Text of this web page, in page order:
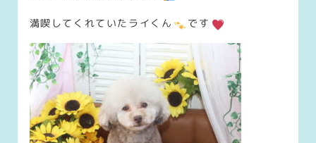
満喫してくれていたライくん です